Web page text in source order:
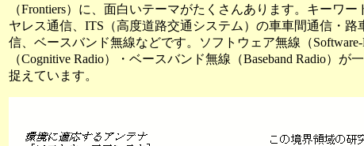
（Frontiers）に、面白いテーマがたくさんあります。キーワ
ヤレス通信、ITS（高度道路交通システム）の車車間通信・
信、ベースバンド無線などです。ソフトウェア無線（
（Cognitive Radio）・ベースバンド無線（Baseband Radio）が
捉えています。